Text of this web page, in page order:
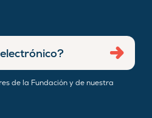
de la Fundación y de nuestra
Enviar